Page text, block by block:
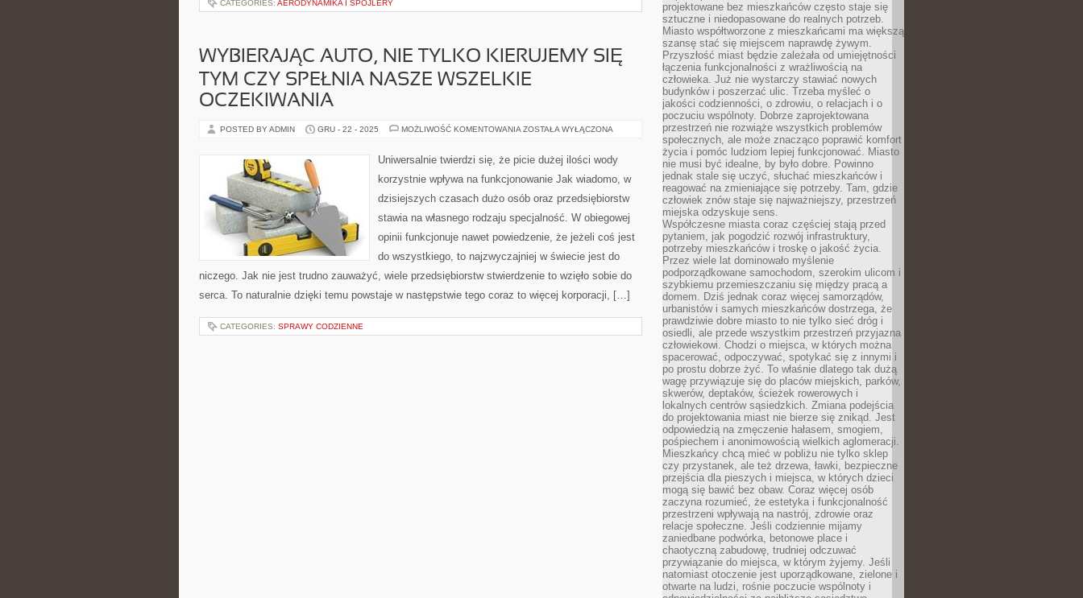
CATEGORIES: AERODYNAMIKA I SPOJLERY
WYBIERAJĄC AUTO, NIE TYLKO KIERUJEMY SIĘ
TYM CZY SPEŁNIA NASZE WSZELKIE
OCZEKIWANIA
POSTED BY ADMIN GRU - 22 - 2025 MOŻLIWOŚĆ KOMENTOWANIA WYBIERAJĄC
TYLKO
KIERUJEMY
TYM
SPEŁNIA
WSZELKIE
OCZEKIWANIA
ZOSTAŁA WYŁĄCZONA
Uniwersalnie twierdzi się, że picie dużej ilości wody
korzystnie wpływa na funkcjonowanie Jak wiadomo, w
dzisiejszych czasach dużo osób oraz przedsiębiorstw
stawia na własnego rodzaju specjalność. W obiegowej
opinii funkcjonuje nawet powiedzenie, że jeżeli coś jest
do wszystkiego, to najzwyczajniej w świecie jest do
niczego. Jak nie jest trudno zauważyć, wiele przedsiębiorstw stwierdzenie to wzięło sobie do
serca. To naturalnie dzięki temu powstaje w następstwie tego coraz to więcej korporacji, […]
CATEGORIES: SPRAWY CODZIENNE
projektowane bez mieszkańców często staje się
sztuczne i niedopasowane do realnych potrzeb.
Miasto współtworzone z mieszkańcami ma większą
szansę stać się miejscem naprawdę żywym.
Przyszłość miast będzie zależała od umiejętności
łączenia funkcjonalności z wrażliwością na
człowieka. Już nie wystarczy stawiać nowych
budynków i poszerzać ulic. Trzeba myśleć o
jakości codzienności, o zdrowiu, o relacjach i o
poczuciu wspólnoty. Dobrze zaprojektowana
przestrzeń nie rozwiąże wszystkich problemów
społecznych, ale może znacząco poprawić komfort
życia i pomóc ludziom lepiej funkcjonować. Miasto
nie musi być idealne, by było dobre. Powinno
jednak stale się uczyć, słuchać mieszkańców i
reagować na zmieniające się potrzeby. Tam, gdzie
człowiek znów staje się najważniejszy, przestrzeń
miejska odzyskuje sens.
Współczesne miasta coraz częściej stają przed
pytaniem, jak pogodzić rozwój infrastruktury,
potrzeby mieszkańców i troskę o jakość życia.
Przez wiele lat dominowało myślenie
podporządkowane samochodom, szerokim ulicom i
szybkiemu przemieszczaniu się między pracą a
domem. Dziś jednak coraz więcej samorządów,
urbanistów i samych mieszkańców dostrzega, że
prawdziwie dobre miasto to nie tylko sieć dróg i
osiedli, ale przede wszystkim przestrzeń przyjazna
człowiekowi. Chodzi o miejsca, w których można
spacerować, odpoczywać, spotykać się z innymi i
po prostu dobrze żyć. To właśnie dlatego tak dużą
wagę przywiązuje się do placów miejskich, parków,
skwerów, deptaków, ścieżek rowerowych i
lokalnych centrów sąsiedzkich. Zmiana podejścia
do projektowania miast nie bierze się znikąd. Jest
odpowiedzią na zmęczenie hałasem, smogiem,
pośpiechem i anonimowością wielkich aglomeracji.
Mieszkańcy chcą mieć w pobliżu nie tylko sklep
czy przystanek, ale też drzewa, ławki, bezpieczne
przejścia dla pieszych i miejsca, w których dzieci
mogą się bawić bez obaw. Coraz więcej osób
zaczyna rozumieć, że estetyka i funkcjonalność
przestrzeni wpływają na nastrój, zdrowie oraz
relacje społeczne. Jeśli codziennie mijamy
zaniedbane podwórka, betonowe place i
chaotyczną zabudowę, trudniej odczuwać
przywiązanie do miejsca, w którym żyjemy. Jeśli
natomiast otoczenie jest uporządkowane, zielone i
otwarte na ludzi, rośnie poczucie wspólnoty i